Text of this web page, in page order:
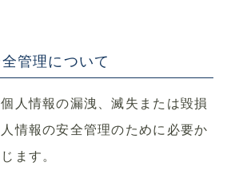
管理について
人情報の漏洩、滅失または毀損
情報の安全管理のために必要か
ます。